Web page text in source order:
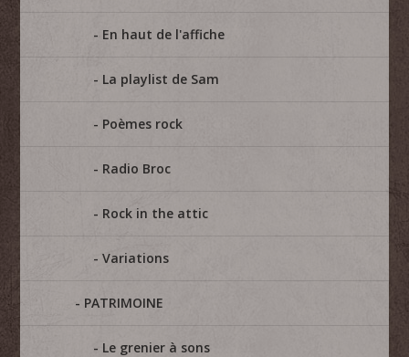
En haut de l'affiche
La playlist de Sam
Poèmes rock
Radio Broc
Rock in the attic
Variations
PATRIMOINE
Le grenier à sons